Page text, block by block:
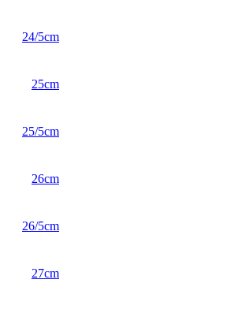
24/5cm
25cm
25/5cm
26cm
26/5cm
27cm